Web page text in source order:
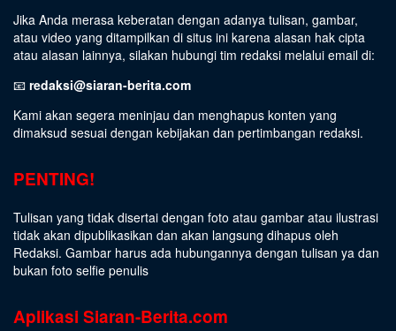
Jika Anda merasa keberatan dengan adanya tulisan, gambar,
atau video yang ditampilkan di situs ini karena alasan hak cipta
atau alasan lainnya, silakan hubungi tim redaksi melalui email di:
📧 redaksi@siaran-berita.com
Kami akan segera meninjau dan menghapus konten yang
dimaksud sesuai dengan kebijakan dan pertimbangan redaksi.
PENTING!
Tulisan yang tidak disertai dengan foto atau gambar atau ilustrasi
tidak akan dipublikasikan dan akan langsung dihapus oleh
Redaksi. Gambar harus ada hubungannya dengan tulisan ya dan
bukan foto selfie penulis
Aplikasi Siaran-Berita.com